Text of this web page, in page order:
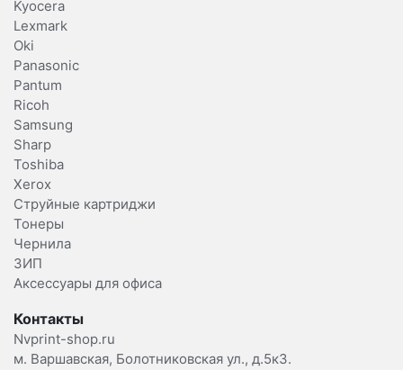
Kyocera
Lexmark
Oki
Panasonic
Pantum
Ricoh
Samsung
Sharp
Toshiba
Xerox
Струйные картриджи
Тонеры
Чернила
ЗИП
Аксессуары для офиса
Контакты
Nvprint-shop.ru
м. Варшавская, Болотниковская ул., д.5к3.